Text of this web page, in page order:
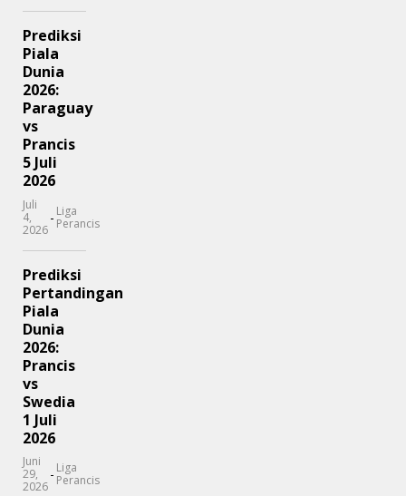
Prediksi
Piala
Dunia
2026:
Paraguay
vs
Prancis
5 Juli
2026
Juli
4,
2026
- Liga
Perancis
Prediksi
Pertandingan
Piala
Dunia
2026:
Prancis
vs
Swedia
1 Juli
2026
Juni
29,
2026
- Liga
Perancis